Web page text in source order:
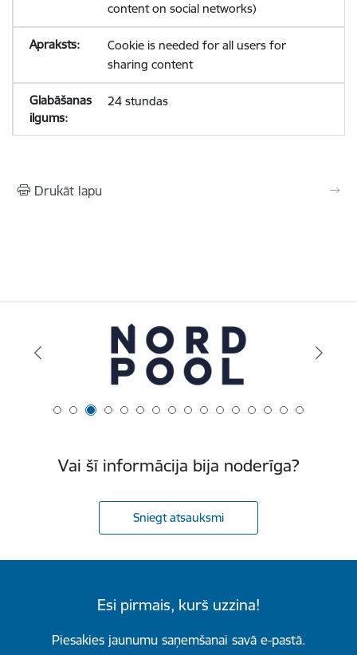
content on social networks)
Cookie is needed for all users for
sharing content
24 stundas
Drukāt lapu
Vai šī informācija bija noderīga?
Sniegt atsauksmi
Esi pirmais, kurš uzzina!
Piesakies jaunumu saņemšanai savā e-pastā.